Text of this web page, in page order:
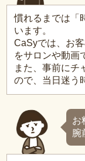
慣れるまでは「
います。
CaSyでは、お
をサロンや動画
また、事前にチ
ので、当日迷う
お
腕